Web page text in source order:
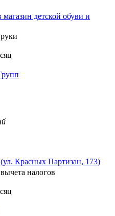
детской обуви и
Красных Партизан, 173)
налогов